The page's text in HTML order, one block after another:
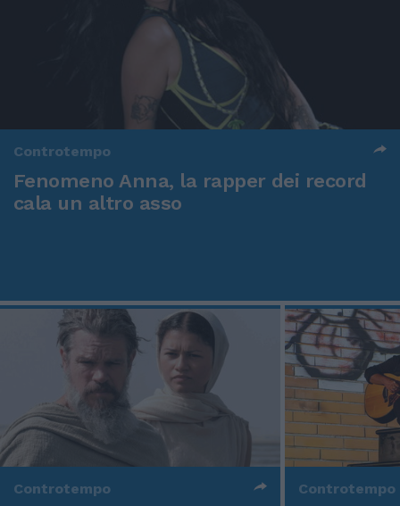
Controtempo
Fenomeno Anna, la rapper dei record
cala un altro asso
Controtempo Controtempo